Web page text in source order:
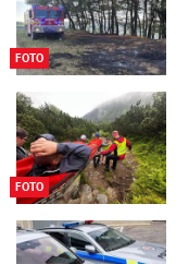
FOTO
FOTO